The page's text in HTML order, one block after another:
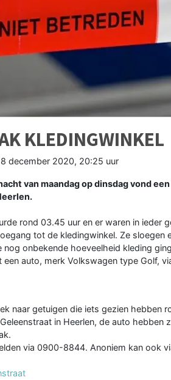
KLEDINGWINKEL
8 december 2020, 20:25 uur
van maandag op dinsdag vond
rond 03.45 uur en er waren in ieder
tot de kledingwinkel. Ze sloegen
nog onbekende hoeveelheid kleding
een auto, merk Volkswagen type Golf,
naar getuigen die iets gezien hebben
in Heerlen, de auto hebben
via 0900-8844. Anoniem kan ook